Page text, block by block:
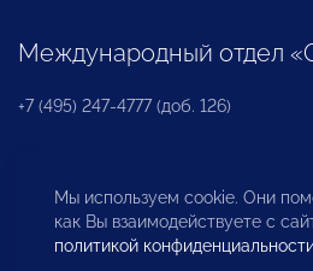
Международный отдел
+7 (495) 247-4777 (доб. 126)
Бюро по защите прав
инвесторов
Мы используем cookie. Они
как Вы взаимодействуете с
политикой